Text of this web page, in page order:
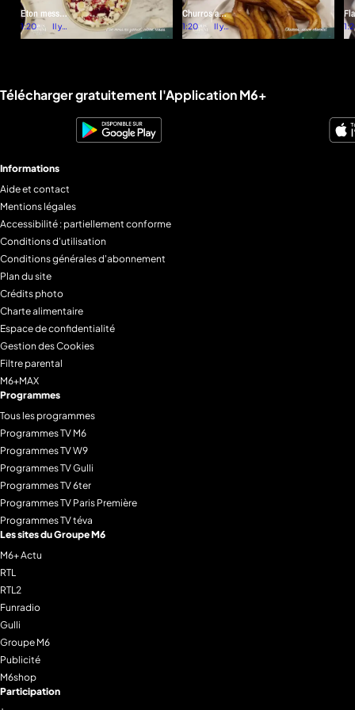
Eton mess
au yaourt,
citron cassis
1:20
Il y a
une
Churros au
chocolat
1:20
Il y a
une
Liens utiles M6+.
Télécharger gratuitement l'Application M6+
Informations
Aide et contact
Mentions légales
Accessibilité : partiellement conforme
Conditions d'utilisation
Conditions générales d'abonnement
Plan du site
Crédits photo
Charte alimentaire
Espace de confidentialité
Gestion des Cookies
Filtre parental
M6+MAX
Programmes
Tous les programmes
Programmes TV M6
Programmes TV W9
Programmes TV Gulli
Programmes TV 6ter
Programmes TV Paris Première
Programmes TV téva
Les sites du Groupe M6
M6+ Actu
RTL
RTL2
Funradio
Gulli
Groupe M6
Publicité
M6shop
Participation